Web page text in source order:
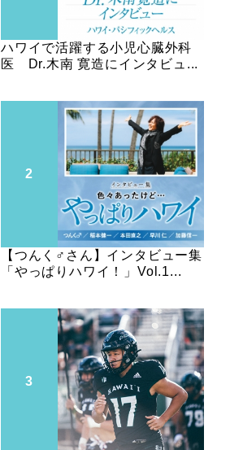
ハワイで活躍する小児心臓外科
医 Dr.木南 寛造にインタビュ...
【つんく♂さん】インタビュー集
「やっぱりハワイ！」Vol.1...